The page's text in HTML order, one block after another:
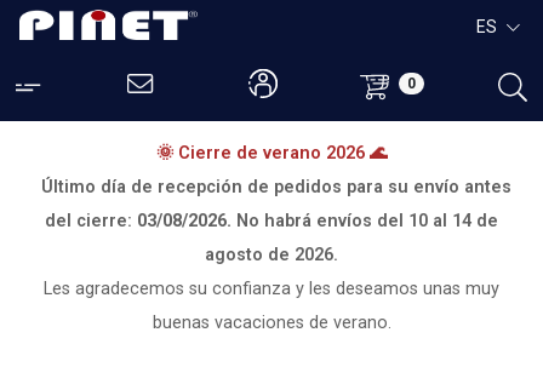
0
ES
🌞 Cierre de verano 2026 🌊
Último día de recepción de pedidos para su envío antes
del cierre: 03/08/2026. No habrá envíos del 10 al 14 de
agosto de 2026.
Les agradecemos su confianza y les deseamos unas muy
buenas vacaciones de verano.